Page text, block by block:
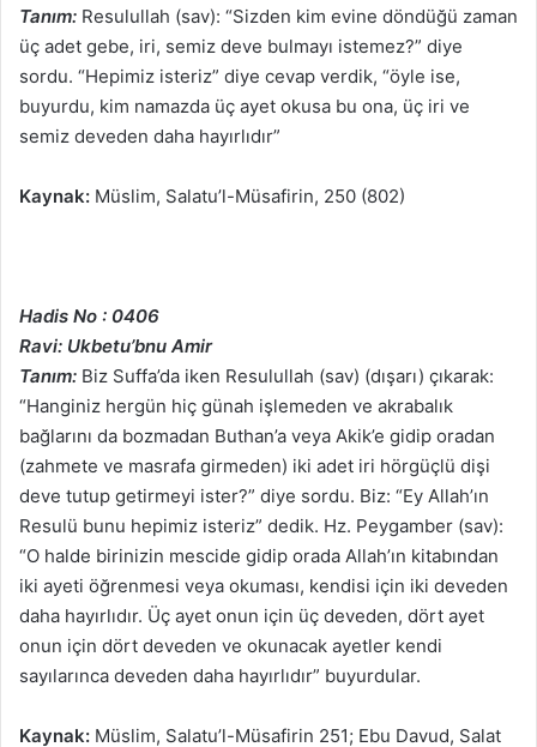
Tanım: Resulullah (sav): “Sizden kim evine döndüğü zaman
üç adet gebe, iri, semiz deve bulmayı istemez?” diye
sordu. “Hepimiz isteriz” diye cevap verdik, “öyle ise,
buyurdu, kim namazda üç ayet okusa bu ona, üç iri ve
semiz deveden daha hayırlıdır”
Kaynak: Müslim, Salatu’l-Müsafirin, 250 (802)
Hadis No : 0406
Ravi: Ukbetu’bnu Amir
Tanım: Biz Suffa’da iken Resulullah (sav) (dışarı) çıkarak:
“Hanginiz hergün hiç günah işlemeden ve akrabalık
bağlarını da bozmadan Buthan’a veya Akik’e gidip oradan
(zahmete ve masrafa girmeden) iki adet iri hörgüçlü dişi
deve tutup getirmeyi ister?” diye sordu. Biz: “Ey Allah’ın
Resulü bunu hepimiz isteriz” dedik. Hz. Peygamber (sav):
“O halde birinizin mescide gidip orada Allah’ın kitabından
iki ayeti öğrenmesi veya okuması, kendisi için iki deveden
daha hayırlıdır. Üç ayet onun için üç deveden, dört ayet
onun için dört deveden ve okunacak ayetler kendi
sayılarınca deveden daha hayırlıdır” buyurdular.
Kaynak: Müslim, Salatu’l-Müsafirin 251; Ebu Davud, Salat